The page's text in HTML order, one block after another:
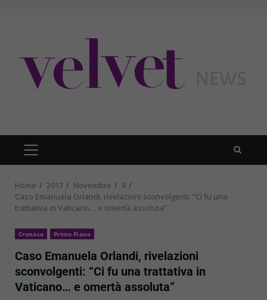
PRIMARY
MENU
Home 2017 Novembre
9
Caso Emanuela Orlandi, rivelazioni sconvolgenti: “Ci fu una
trattativa in Vaticano… e omertà assoluta”
Cronaca Primo Piano
Caso Emanuela Orlandi, rivelazioni
sconvolgenti: “Ci fu una trattativa in
Vaticano… e omertà assoluta”